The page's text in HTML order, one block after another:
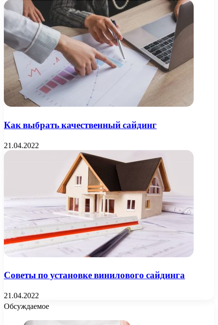
Как выбрать качественный сайдинг
21.04.2022
Советы по установке винилового сайдинга
21.04.2022
Обсуждаемое